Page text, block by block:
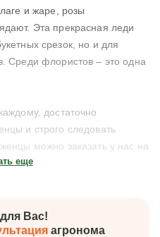
и жаре, розы
Эта прекрасная леди
срезок, но и для
Среди флористов – это одна
достаточно
и строго следовать
можно заказать у нас на
еще
Вас!
агронома